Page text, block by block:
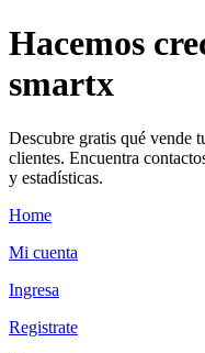
Hacemos
smartx
Descubre gratis qué vende
clientes. Encuentra
y estadísticas.
Home
Mi cuenta
Ingresa
Registrate